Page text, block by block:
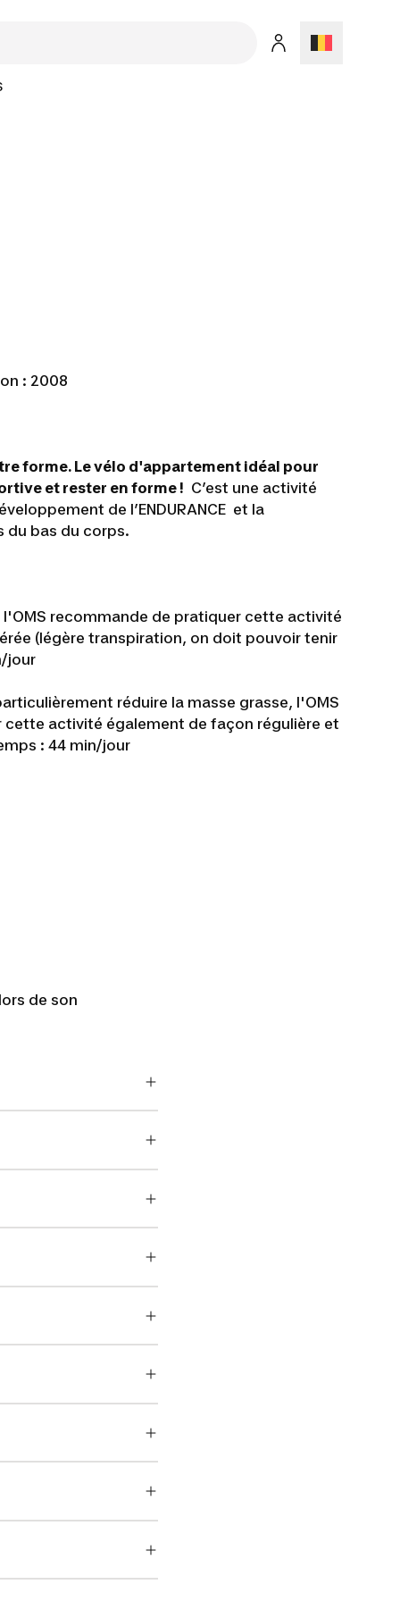
: 2008
forme. Le vélo d'appartement idéal pour
et rester en forme ! C’est une activité
de l’ENDURANCE et la
du bas du corps.
recommande de pratiquer cette activité
(légère transpiration, on doit pouvoir tenir
jour
réduire la masse grasse, l'OMS
activité également de façon régulière et
: 44 min/jour
de son